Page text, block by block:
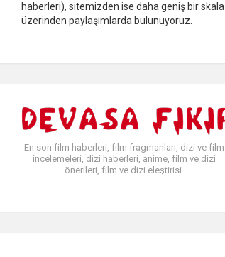
haberleri), sitemizden ise daha geniş bir skala
üzerinden paylaşımlarda bulunuyoruz.
En son film haberleri, film fragmanları, dizi ve film
incelemeleri, dizi haberleri, anime, film ve dizi
önerileri, film ve dizi eleştirisi.